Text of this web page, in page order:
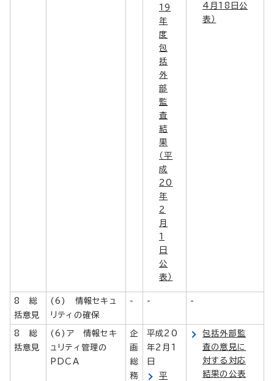
19
年
度
包
括
外
部
監
査
結
果
（平
成
20
年
2
月
1
日
公
表）
4月18日公
表）
8 総
括意見
(6) 情報セキュ
リティの確保
- - -
8 総
括意見
(6)ア 情報セキ
ュリティ管理の
PDCA
企
画
総
務
平成20
年2月1
日
平
包括外部監
査の意見に
対する対応
結果の公表